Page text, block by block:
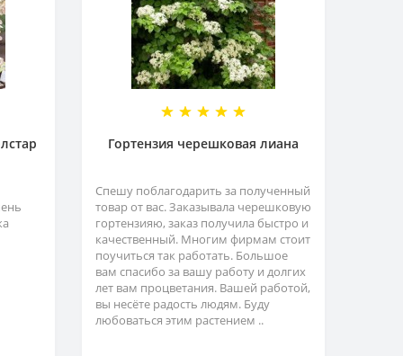
Гортензия черешковая лиана
Спешу поблагодарить за полученный
товар от вас. Заказывала черешковую
гортензияю, заказ получила быстро и
качественный. Многим фирмам стоит
поучиться так работать. Большое
вам спасибо за вашу работу и долгих
лет вам процветания. Вашей работой,
вы несёте радость людям. Буду
любоваться этим растением ..